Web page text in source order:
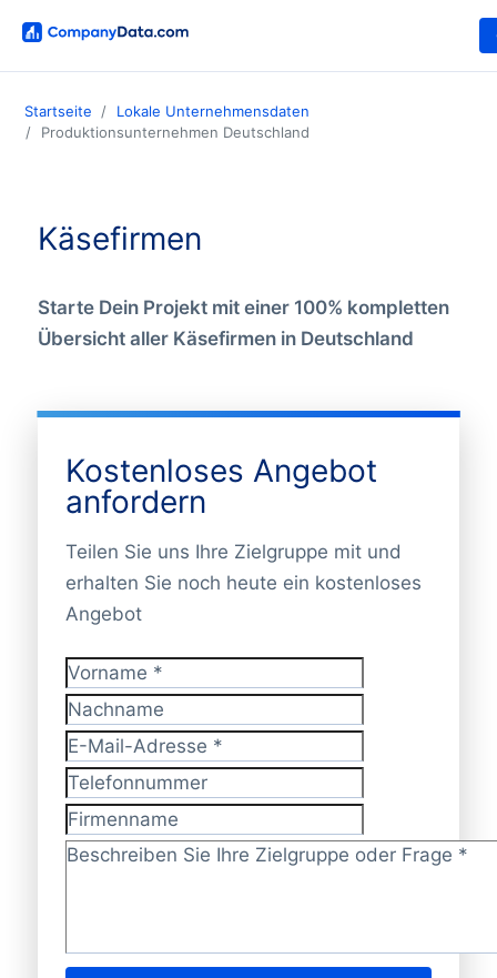
Startseite
Lokale Unternehmensdaten
Produktionsunternehmen Deutschland
Käsefirmen
Starte Dein Projekt mit einer 100% kompletten
Übersicht aller Käsefirmen in Deutschland
Kostenloses Angebot
anfordern
Teilen Sie uns Ihre Zielgruppe mit und
erhalten Sie noch heute ein kostenloses
Angebot
Vorname*
Nachname
E-Mail-Adresse*
Telefonnummer
Firmenname
Zielgruppe/Frage?